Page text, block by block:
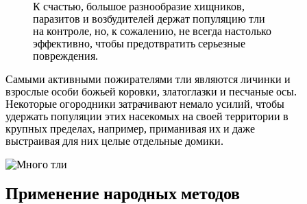
К счастью, большое разнообразие хищников,
паразитов и возбудителей держат популяцию тли
на контроле, но, к сожалению, не всегда настолько
эффективно, чтобы предотвратить серьезные
повреждения.
Самыми активными пожирателями тли являются личинки и
взрослые особи божьей коровки, златоглазки и песчаные осы.
Некоторые огородники затрачивают немало усилий, чтобы
удержать популяции этих насекомых на своей территории в
крупных пределах, например, приманивая их и даже
выстраивая для них целые отдельные домики.
Применение народных методов